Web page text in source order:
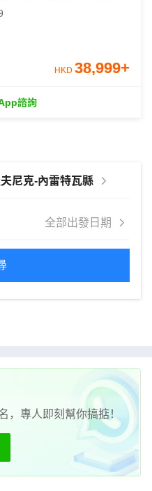
維尼,洛文尼亞美景~碧
博希尼湖/餐食全包/無自
HKD 38,999+
諮詢
，專人即刻幫你搞掂！